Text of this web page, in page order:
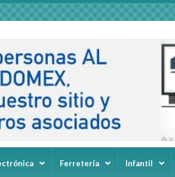
Ferretería Infantil